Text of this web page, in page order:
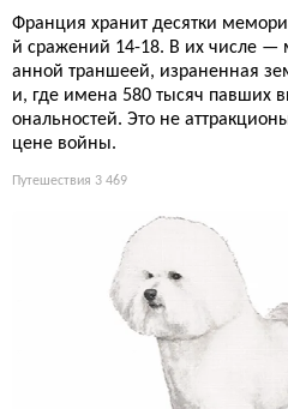
Франция хранит десятки
й сражений 14-18. В их числе —
анной траншеей, израненная
и, где имена 580 тысяч павших
ональностей. Это не
цене войны.
Путешествия 3 469